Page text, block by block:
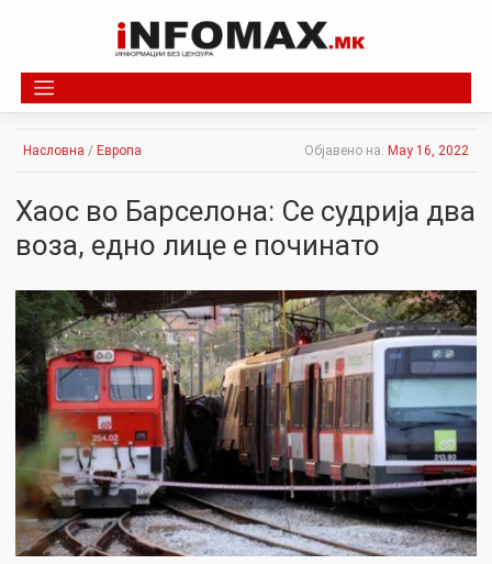
Насловна / Европа Објавено на: May 16, 2022
Хаос во Барселона: Се судрија два
воза, едно лице е починато